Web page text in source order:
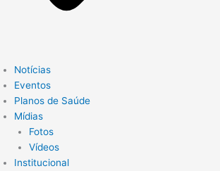
Notícias
Eventos
Planos de Saúde
Mídias
Fotos
Vídeos
Institucional